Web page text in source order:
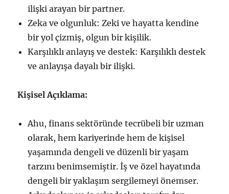
ilişki arayan bir partner.
Zeka ve olgunluk: Zeki ve hayatta kendine
bir yol çizmiş, olgun bir kişilik.
Karşılıklı anlayış ve destek: Karşılıklı destek
ve anlayışa dayalı bir ilişki.
Kişisel Açıklama:
Ahu, finans sektöründe tecrübeli bir uzman
olarak, hem kariyerinde hem de kişisel
yaşamında dengeli ve düzenli bir yaşam
tarzını benimsemiştir. İş ve özel hayatında
dengeli bir yaklaşım sergilemeyi önemser.